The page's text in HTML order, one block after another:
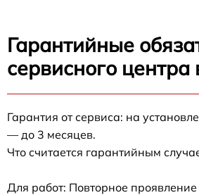
Гарантийные
сервисного
Гарантия от сервиса: на
— до 3 месяцев.
Что считается гарантийным
Для работ: Повторное